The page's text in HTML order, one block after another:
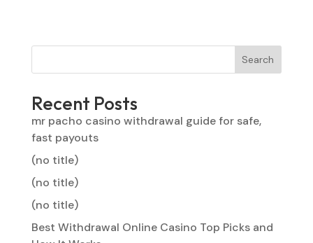
Search
Recent Posts
mr pacho casino withdrawal guide for safe,
fast payouts
(no title)
(no title)
(no title)
Best Withdrawal Online Casino Top Picks and